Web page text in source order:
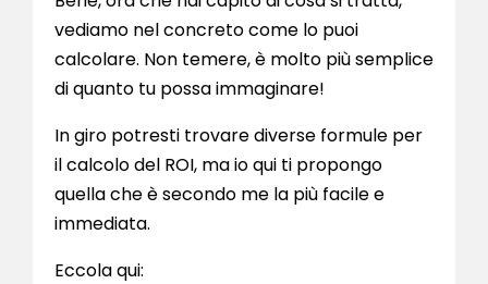
vediamo nel concreto come lo puoi
calcolare. Non temere, è molto più semplice
di quanto tu possa immaginare!
In giro potresti trovare diverse formule per
il calcolo del ROI, ma io qui ti propongo
quella che è secondo me la più facile e
immediata.
Eccola qui: